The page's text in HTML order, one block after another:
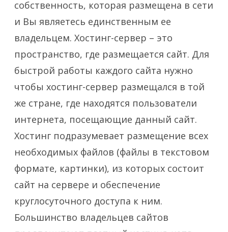
собственность, которая размещена в сети
и Вы являетесь единственным ее
владельцем. Хостинг-сервер – это
пространство, где размещается сайт. Для
быстрой работы каждого сайта нужно
чтобы хостинг-сервер размещался в той
же стране, где находятся пользователи
интернета, посещающие данный сайт.
Хостинг подразумевает размещение всех
необходимых файлов (файлы в текстовом
формате, картинки), из которых состоит
сайт на сервере и обеспечение
круглосуточного доступа к ним.
Большинство владельцев сайтов